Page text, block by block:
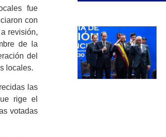
fue
con
revisión,
de la
del
locales.
las
rige el
votadas